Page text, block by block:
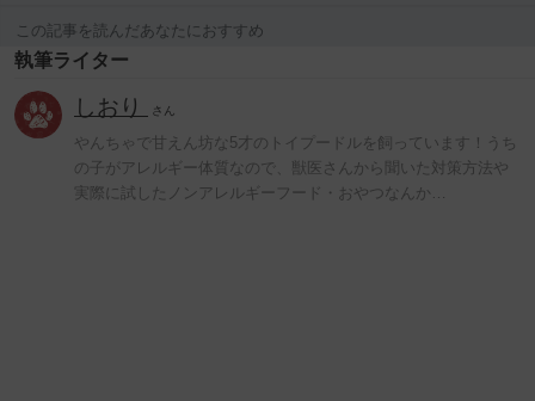
この記事を読んだあなたにおすすめ
執筆ライター
しおり さん
やんちゃで甘えん坊な5才のトイプードルを飼っています！うち
の子がアレルギー体質なので、獣医さんから聞いた対策方法や
実際に試したノンアレルギーフード・おやつなんか…